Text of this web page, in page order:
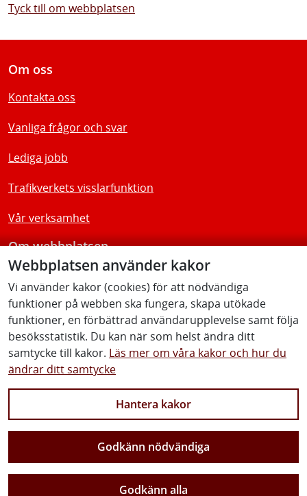
Webbplatsen använder kakor
Vi använder kakor (cookies) för att nödvändiga
funktioner på webben ska fungera, skapa utökade
funktioner, en förbättrad användarupplevelse samt följa
besöksstatistik. Du kan när som helst ändra ditt
samtycke till kakor. Läs mer om våra kakor och hur du
ändrar ditt samtycke
Hantera kakor
Godkänn nödvändiga
Godkänn alla
Tyck till om webbplatsen
Vi gör Sverige närmare
Om oss
Kontakta oss
Vanliga frågor och svar
Lediga jobb
Trafikverkets visslarfunktion
Vår verksamhet
Om webbplatsen
Tillgänglighetsredogörelse
Följ oss
Facebook Youtube